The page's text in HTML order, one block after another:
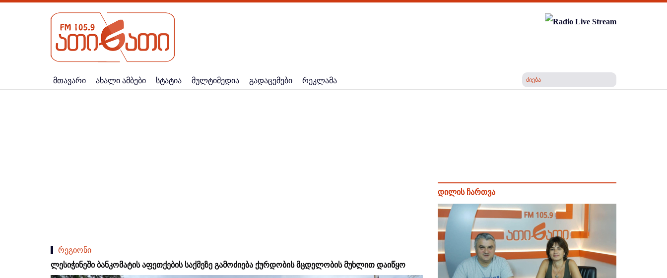
მთავარი ახალი ამბები სტატია მულტიმედია გადაცემები რეკლამა
რეგიონი
ლესიჭინეში ბანკომატის აფეთქების საქმეზე გამოძიება ქურდობის მცდელობის მუხლით დაიწყო
დილის ჩართვა